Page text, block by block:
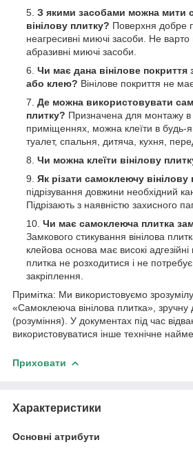
З якими засобами можна мити
вінілову плитку? Поверхня добре
неагресивні миючі засоби. Не варто
абразивні миючі засоби.
Чи має дана вінілове покриття
або клею? Вінілове покриття не
Де можна використовувати
плитку? Призначена для монтажу в
приміщеннях, можна клеїти в будь-
туалет, спальня, дитяча, кухня,
Чи можна клеїти вінілову
Як різати самоклеючу вінілову
підрізування довжини необхідний
Підрізають з наявністю захисного
Чи має самоклеюча плитка
Замкового стикування вінілова
клейова основа має високі адгезійні
плитка не розходитися і не
закріплення.
Примітка: Ми використовуємо
«Самоклеюча вінілова плитка», зручну
(розуміння). У документах під час
використовуватися інше технічне
Приховати
Характеристики
Основні атрибути